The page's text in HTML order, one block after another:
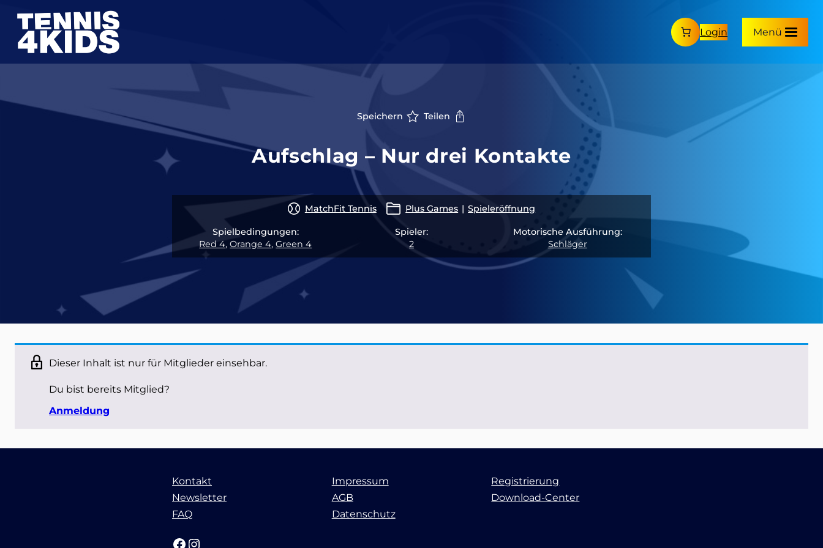
Inhalt
springen
Login Menü
Speichern Teilen
Aufschlag – Nur drei Kontakte
MatchFit Tennis Plus Games | Spieleröffnung
Spielbedingungen:
Red 4,Orange 4,Green 4
Spieler:
2
Motorische Ausführung:
Schläger
Dieser Inhalt ist nur für Mitglieder einsehbar.
Du bist bereits Mitglied?
Anmeldung
Kontakt
Newsletter
FAQ
Facebook Instagram
Impressum
AGB
Datenschutz
Registrierung
Download-Center